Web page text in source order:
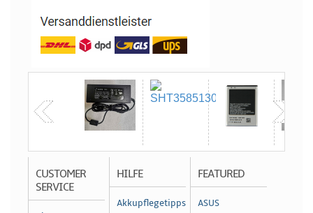
CUSTOMER
SERVICE
HILFE
Akkupflegetipps
FEATURED
ASUS